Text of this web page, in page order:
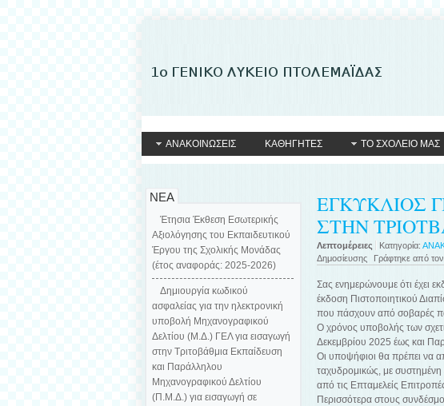
ΑΝΑΚΟΙΝΩΣΕΙΣ ΚΑΘΗΓΗΤΕΣ ΤΟ ΣΧΟΛΕΙΟ ΜΑΣ
ΕΓΚΥΚΛΙΟΣ
ΣΤΗΝ
Λεπτομέρειες Κατηγορία:
Δημοσίευσης
Γράφτηκε από
Σας ενημερώνουμε ότι έχει
έκδοση Πιστοποιητικού
που πάσχουν από σοβαρές
Ο χρόνος υποβολής των
Δεκεμβρίου 2025 έως και
Οι υποψήφιοι θα πρέπει να
ταχυδρομικώς, με
από τις Επταμελείς
Περισσότερα στους
ΝΕΑ
Έτησια Έκθεση Εσωτερικής
Αξιολόγησης του Εκπαιδευτικού
Έργου της Σχολικής Μονάδας
(έτος αναφοράς: 2025-2026)
Δημιουργία κωδικού
ασφαλείας για την ηλεκτρονική
υποβολή Μηχανογραφικού
Δελτίου (Μ.Δ.) ΓΕΛ για εισαγωγή
στην Τριτοβάθμια Εκπαίδευση
και Παράλληλου
Μηχανογραφικού Δελτίου
(Π.Μ.Δ.) για εισαγωγή σε